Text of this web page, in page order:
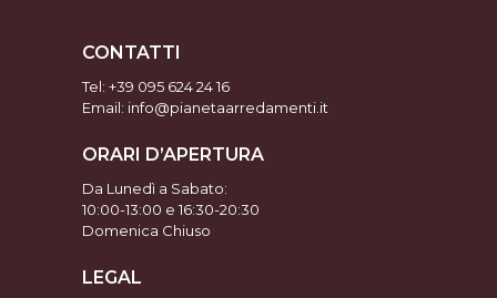
CONTATTI
Tel: +39 095 624 24 16
Email: info@pianetaarredamenti.it
ORARI D’APERTURA
Da Lunedì a Sabato:
10:00-13:00 e 16:30-20:30
Domenica Chiuso
LEGAL